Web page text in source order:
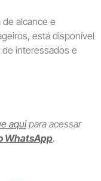
alcance e
está disponível
interessados e
aquipara acessar
WhatsApp.